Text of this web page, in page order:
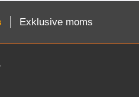
Exklusive moms
og links